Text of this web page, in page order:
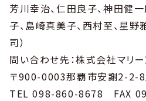
芳川幸治、仁田良子、神田健
子、島崎真美子、西村至、星野
司）
問い合わせ先：株式会社マリ
〒900-0003那覇市安謝2-2-8
TEL 098-860-8678 FAX